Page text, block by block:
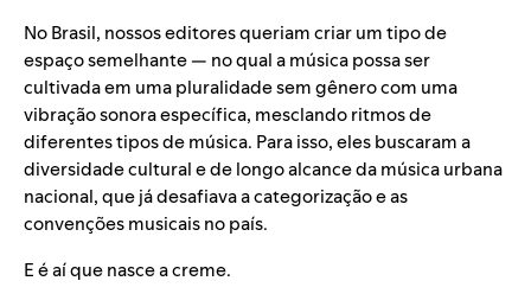
No Brasil, nossos editores queriam criar um tipo de
espaço semelhante — no qual a música possa ser
cultivada em uma pluralidade sem gênero com uma
vibração sonora específica, mesclando ritmos de
diferentes tipos de música. Para isso, eles buscaram a
diversidade cultural e de longo alcance da música urbana
nacional, que já desafiava a categorização e as
convenções musicais no país.
E é aí que nasce acreme.